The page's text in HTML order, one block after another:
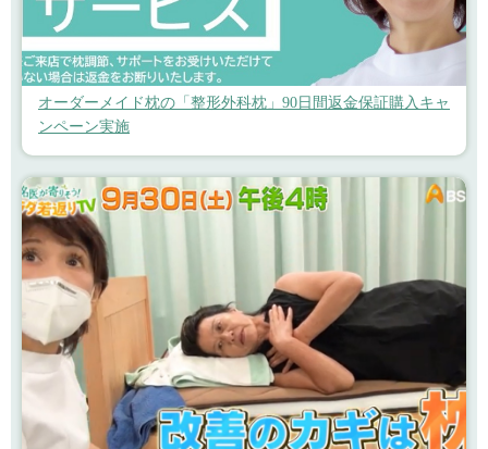
オーダーメイド枕の「整形外科枕」90日間返金保証購入キャ
ンペーン実施